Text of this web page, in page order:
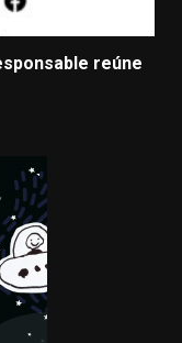
reúne